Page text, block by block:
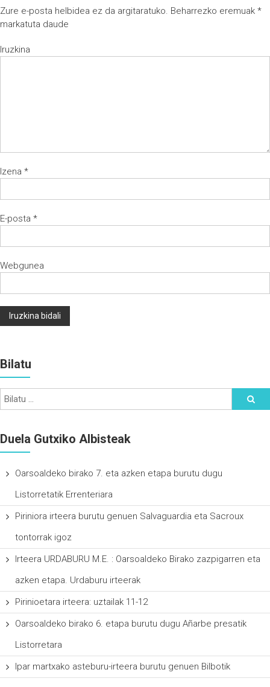
Zure e-posta helbidea ez da argitaratuko. Beharrezko eremuak *
markatuta daude
Iruzkina
Izena *
E-posta *
Webgunea
Bilatu
Duela Gutxiko Albisteak
Oarsoaldeko birako 7. eta azken etapa burutu dugu
Listorretatik Errenteriara
Piriniora irteera burutu genuen Salvaguardia eta Sacroux
tontorrak igoz
Irteera URDABURU M.E. : Oarsoaldeko Birako zazpigarren eta
azken etapa. Urdaburu irteerak
Pirinioetara irteera: uztailak 11-12
Oarsoaldeko birako 6. etapa burutu dugu Añarbe presatik
Listorretara
Ipar martxako asteburu-irteera burutu genuen Bilbotik